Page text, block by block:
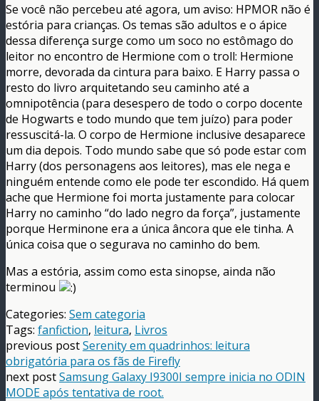
Se você não percebeu até agora, um aviso: HPMOR não é
estória para crianças. Os temas são adultos e o ápice
dessa diferença surge como um soco no estômago do
leitor no encontro de Hermione com o troll: Hermione
morre, devorada da cintura para baixo. E Harry passa o
resto do livro arquitetando seu caminho até a
omnipotência (para desespero de todo o corpo docente
de Hogwarts e todo mundo que tem juízo) para poder
ressuscitá-la. O corpo de Hermione inclusive desaparece
um dia depois. Todo mundo sabe que só pode estar com
Harry (dos personagens aos leitores), mas ele nega e
ninguém entende como ele pode ter escondido. Há quem
ache que Hermione foi morta justamente para colocar
Harry no caminho “do lado negro da força”, justamente
porque Herminone era a única âncora que ele tinha. A
única coisa que o segurava no caminho do bem.
Mas a estória, assim como esta sinopse, ainda não
terminou
Categories: Sem categoria
Tags: fanfiction, leitura, Livros
previous postSerenity em quadrinhos: leitura
obrigatória para os fãs de Firefly
next postSamsung Galaxy I9300I sempre inicia no ODIN
MODE após tentativa de root.